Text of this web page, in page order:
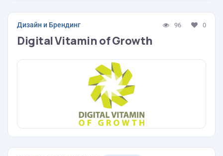
Дизайн и Брендинг 96 0
Digital Vitamin of Growth